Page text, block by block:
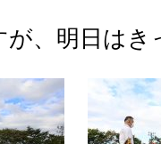
、明日は